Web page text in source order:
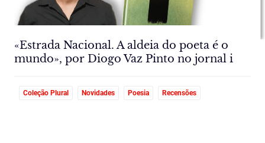
«Estrada Nacional. A aldeia do poeta é o
mundo», por Diogo Vaz Pinto no jornal i
Coleção Plural Novidades Poesia Recensões